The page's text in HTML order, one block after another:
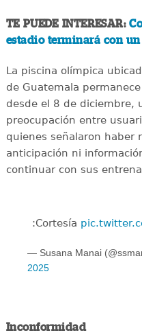
TE PUEDE INTERESAR:
estadio terminará con un
La piscina olímpica
de Guatemala
desde el 8 de diciembre,
preocupación entre
quienes señalaron haber
anticipación ni
continuar con sus
:Cortesía
— Susana Manai
2025
Inconformidad